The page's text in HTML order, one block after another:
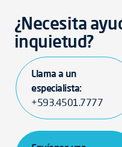
¿Necesita
inquietud?
Llama a un
especialista:
+593.4501.7777